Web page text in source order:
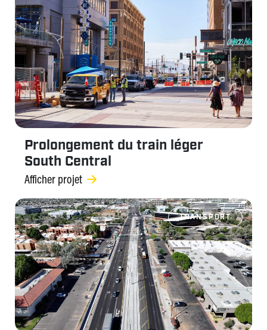
Prolongement du train léger
South Central
Afficher projet
TRANSPORT